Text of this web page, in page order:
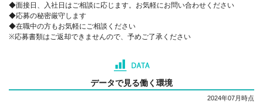
◆面接日、入社日はご相談に応じます。お気軽にお問い合わせください
◆応募の秘密厳守します
◆在職中の方もお気軽にご相談ください
※応募書類はご返却できませんので、予めご了承ください
データで見る働く環境
2024年07月時点